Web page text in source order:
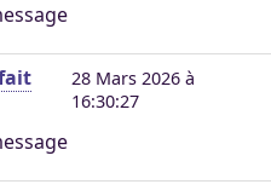
28 Mars 2026 à
16:30:27